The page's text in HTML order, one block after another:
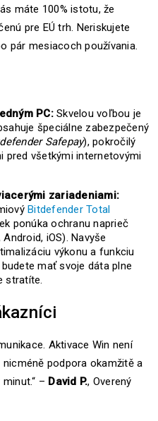
máte 100% istotu, že
pre EÚ trh. Neriskujete
pár mesiacoch používania.
PC:Skvelou voľbou je
špeciálne zabezpečený
Safepay), pokročilý
pred všetkými internetovými
zariadeniami:
Bitdefender Total
ponúka ochranu naprieč
iOS). Navyše
výkonu a funkciu
mať svoje dáta plne
stratíte.
Aktivace Win není
podpora okamžitě a
– David P., Overený